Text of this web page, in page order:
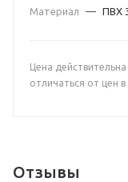
Материал
— ПВХ
Цена
отличаться от цен
Отзывы